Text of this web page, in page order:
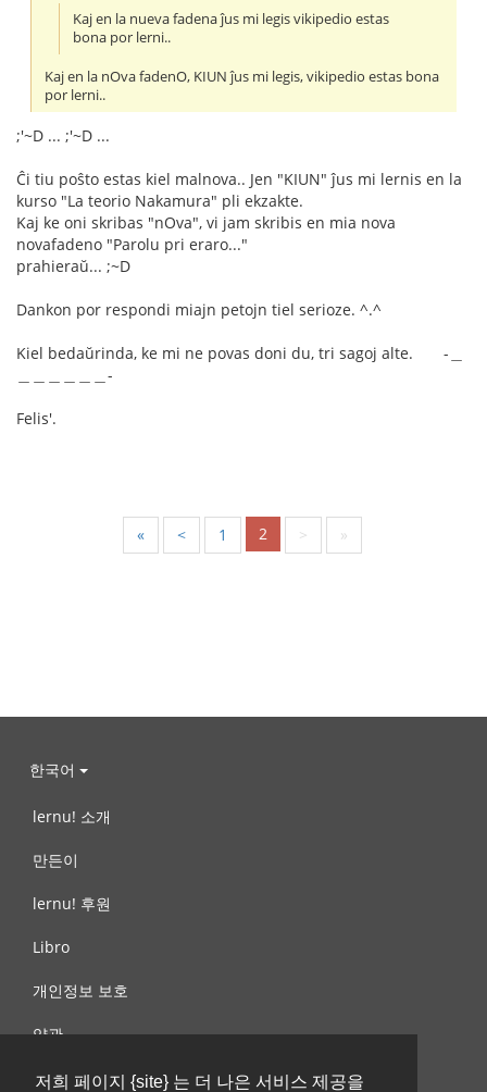
저희 페이지 {site} 는 더 나은 서비스 제공을
Kaj en la nueva fadena ĵus mi legis vikipedio estas
bona por lerni..
Kaj en la nOva fadenO, KIUN ĵus mi legis, vikipedio estas bona
por lerni..
;'~D ... ;'~D ...
Ĉi tiu poŝto estas kiel malnova.. Jen "KIUN" ĵus mi lernis en la
kurso "La teorio Nakamura" pli ekzakte.
Kaj ke oni skribas "nOva", vi jam skribis en mia nova
novafadeno "Parolu pri eraro..."
prahieraŭ... ;~D
Dankon por respondi miajn petojn tiel serioze. ^.^
Kiel bedaŭrinda, ke mi ne povas doni du, tri sagoj alte. -＿
＿＿＿＿＿＿-
Felis'.
« < 1 2 > »
한국어
lernu! 소개
만든이
lernu! 후원
Libro
개인정보 보호
약관
제안, 문의